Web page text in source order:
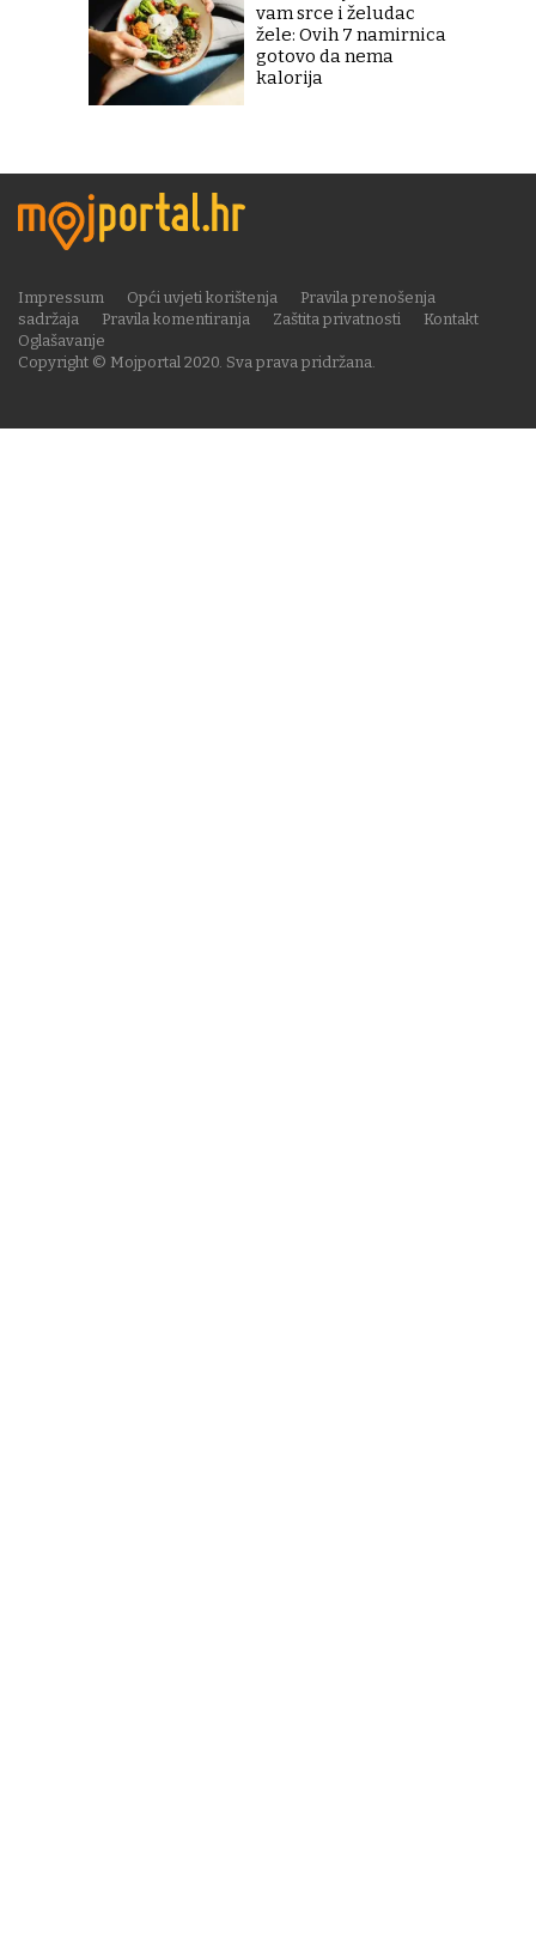
vam srce i želudac
žele: Ovih 7 namirnica
gotovo da nema
kalorija
Copyright © Mojportal 2020. Sva prava pridržana.
Impressum Opći uvjeti korištenja
Pravila prenošenja
sadržaja
Pravila komentiranja Zaštita privatnosti
Kontakt
Oglašavanje